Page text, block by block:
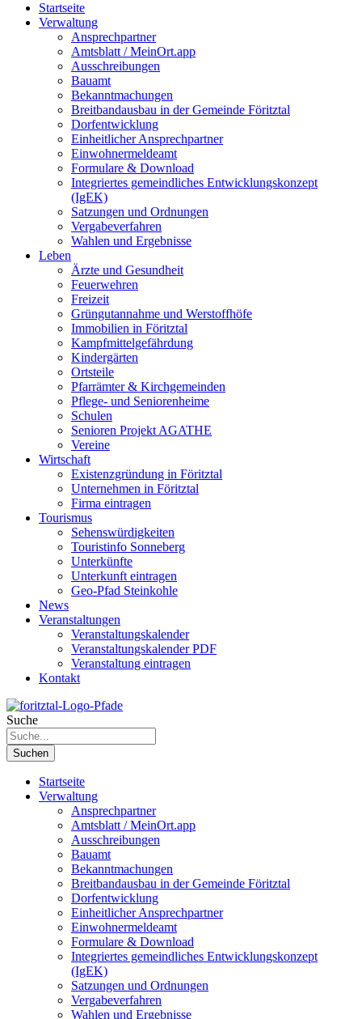
Startseite
Verwaltung
Ansprechpartner
Amtsblatt / MeinOrt.app
Ausschreibungen
Bauamt
Bekanntmachungen
Breitbandausbau in der Gemeinde Föritztal
Dorfentwicklung
Einheitlicher Ansprechpartner
Einwohnermeldeamt
Formulare & Download
Integriertes gemeindliches Entwicklungskonzept
(IgEK)
Satzungen und Ordnungen
Vergabeverfahren
Wahlen und Ergebnisse
Leben
Ärzte und Gesundheit
Feuerwehren
Freizeit
Grüngutannahme und Werstoffhöfe
Immobilien in Föritztal
Kampfmittelgefährdung
Kindergärten
Ortsteile
Pfarrämter & Kirchgemeinden
Pflege- und Seniorenheime
Schulen
Senioren Projekt AGATHE
Vereine
Wirtschaft
Existenzgründung in Föritztal
Unternehmen in Föritztal
Firma eintragen
Tourismus
Sehenswürdigkeiten
Touristinfo Sonneberg
Unterkünfte
Unterkunft eintragen
Geo-Pfad Steinkohle
News
Veranstaltungen
Veranstaltungskalender
Veranstaltungskalender PDF
Veranstaltung eintragen
Kontakt
Suche
Suchen
Startseite
Verwaltung
Ansprechpartner
Amtsblatt / MeinOrt.app
Ausschreibungen
Bauamt
Bekanntmachungen
Breitbandausbau in der Gemeinde Föritztal
Dorfentwicklung
Einheitlicher Ansprechpartner
Einwohnermeldeamt
Formulare & Download
Integriertes gemeindliches Entwicklungskonzept
(IgEK)
Satzungen und Ordnungen
Vergabeverfahren
Wahlen und Ergebnisse